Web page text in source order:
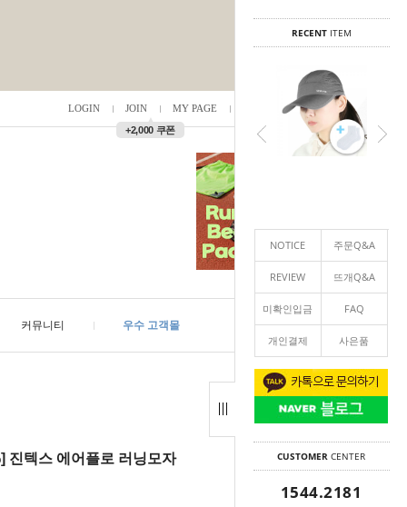
RECENTITEM
NOTICE 주문Q&A
REVIEW 뜨개Q&A
미확인입금 FAQ
개인결제 사은품
CUSTOMER CENTER
1544.2181
LOGIN JOIN
▲
+2,000 쿠폰
MY PAGE / 0
커뮤니티 우수 고객몰
진텍스 에어플로 러닝모자